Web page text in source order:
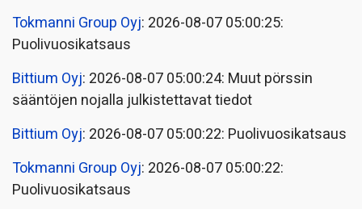
Tokmanni Group Oyj: 2026-08-07 05:00:25:
Puolivuosikatsaus
Bittium Oyj: 2026-08-07 05:00:24: Muut pörssin
sääntöjen nojalla julkistettavat tiedot
Bittium Oyj: 2026-08-07 05:00:22: Puolivuosikatsaus
Tokmanni Group Oyj: 2026-08-07 05:00:22:
Puolivuosikatsaus